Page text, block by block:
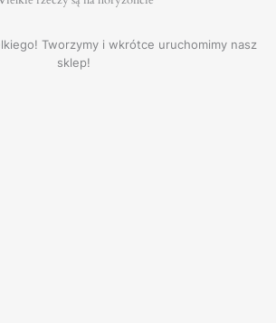
Tworzymy i wkrótce uruchomimy nasz
sklep!